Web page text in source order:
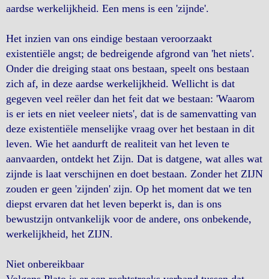
aardse werkelijkheid. Een mens is een 'zijnde'.
Het inzien van ons eindige bestaan veroorzaakt
existentiële angst; de bedreigende afgrond van 'het niets'.
Onder die dreiging staat ons bestaan, speelt ons bestaan
zich af, in deze aardse werkelijkheid. Wellicht is dat
gegeven veel reëler dan het feit dat we bestaan: 'Waarom
is er iets en niet veeleer niets', dat is de samenvatting van
deze existentiële menselijke vraag over het bestaan in dit
leven. Wie het aandurft de realiteit van het leven te
aanvaarden, ontdekt het Zijn. Dat is datgene, wat alles wat
zijnde is laat verschijnen en doet bestaan. Zonder het ZIJN
zouden er geen 'zijnden' zijn. Op het moment dat we ten
diepst ervaren dat het leven beperkt is, dan is ons
bewustzijn ontvankelijk voor de andere, ons onbekende,
werkelijkheid, het ZIJN.
Niet onbereikbaar